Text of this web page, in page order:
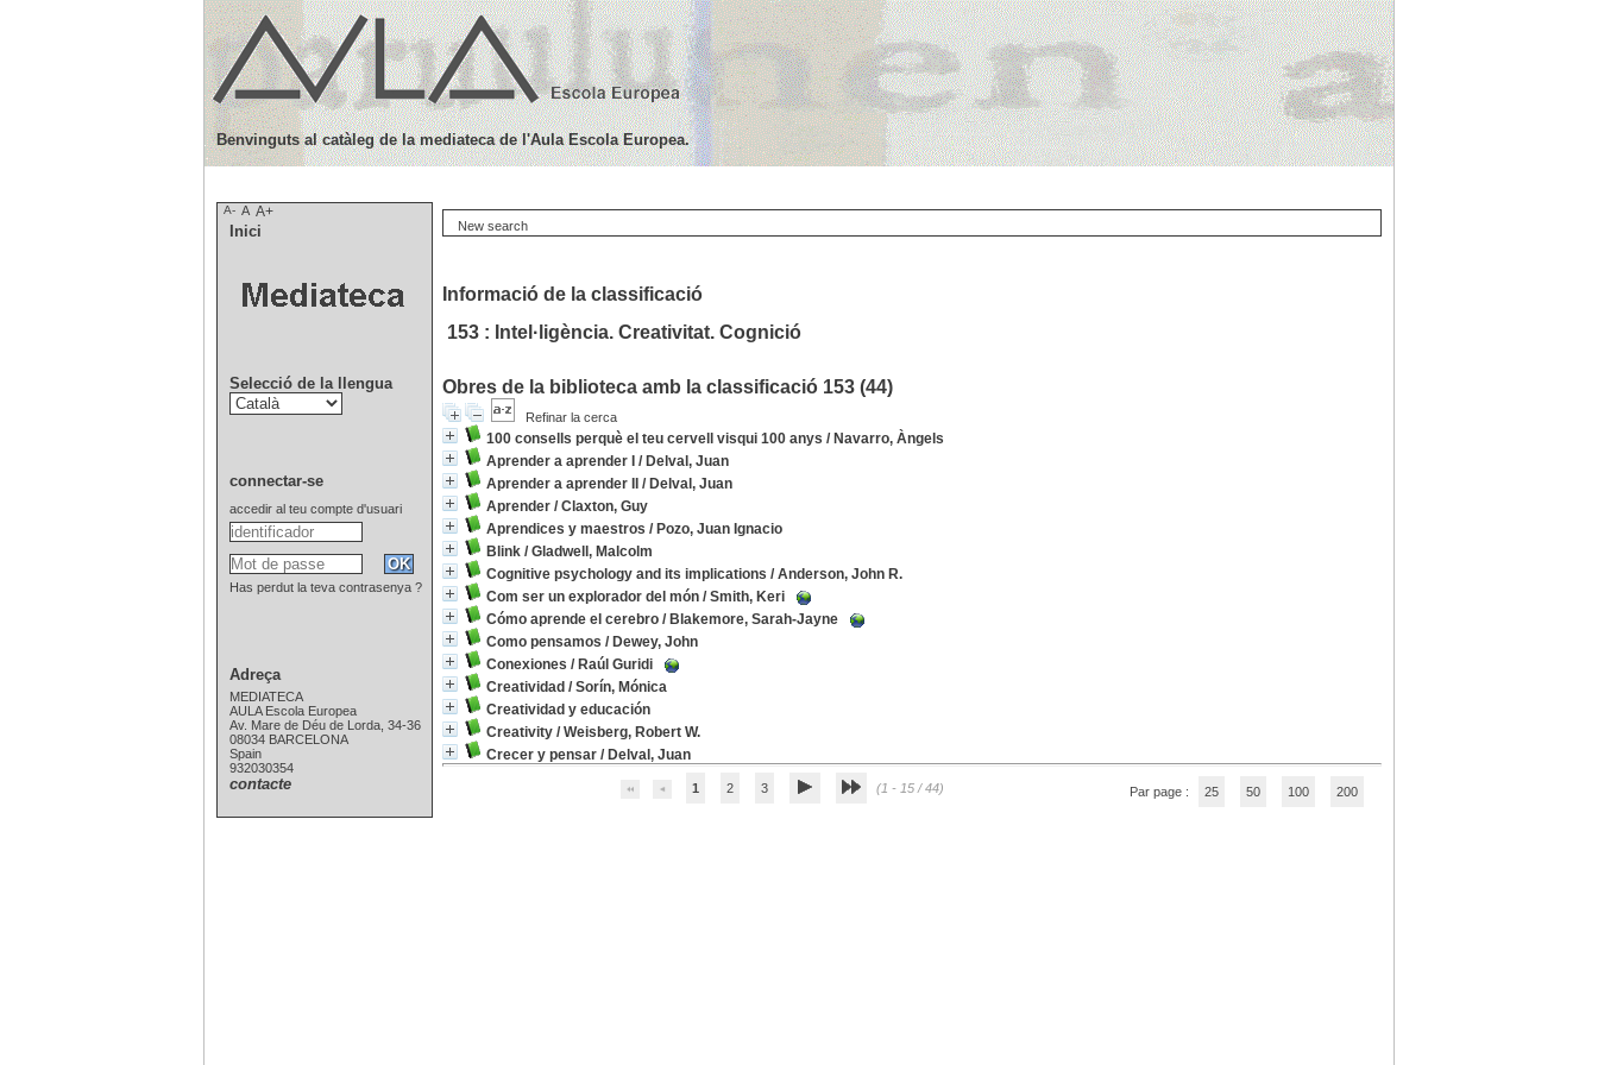
New search
Informació de la classificació
153 : Intel·ligència. Creativitat. Cognició
Obres de la biblioteca amb la classificació 153 (44)
Refinar la cerca
100 consells perquè el teu cervell visqui 100 anys / Navarro, Àngels
Aprender a aprender I
/ Delval, Juan
Aprender a aprender II
/ Delval, Juan
Aprender /Claxton, Guy
Aprendices y maestros / Pozo, Juan Ignacio
Blink /Gladwell, Malcolm
Cognitive psychology and its implications /Anderson, John R.
Com ser un explorador del món /Smith, Keri
Cómo aprende el cerebro / Blakemore, Sarah-Jayne
Como pensamos / Dewey, John
Conexiones / Raúl Guridi
Creatividad /Sorín, Mónica
Creatividad y educación
Creativity /Weisberg, Robert W.
Crecer y pensar / Delval, Juan
1 2 3 (1 - 15 / 44) Par page : 25 50 100 200
Benvinguts al catàleg de la mediateca de l'Aula Escola Europea.
A- A A+
Inici
Selecció de la llengua
connectar-se
accedir al teu compte d'usuari
Has perdut la teva contrasenya ?
Adreça
MEDIATECA
AULA Escola Europea
Av. Mare de Déu de Lorda, 34-36
08034 BARCELONA
Spain
932030354
contacte